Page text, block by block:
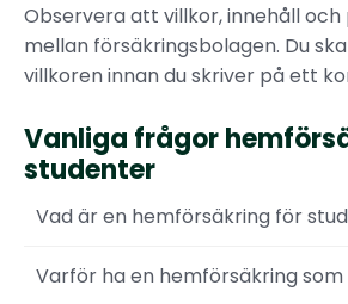
Observera att villkor, innehåll
mellan försäkringsbolagen. Du
villkoren innan du skriver på ett
Vanliga frågor
studenter
Vad är en hemförsäkring för
Varför ha en hemförsäkring